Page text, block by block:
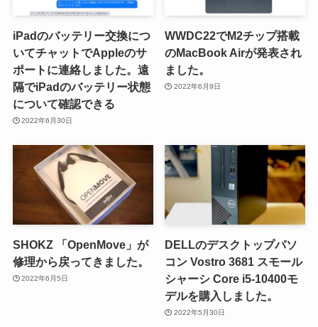
iPadのバッテリー交換につ
いてチャットでAppleのサ
ポートに連絡しました。遠
隔でiPadのバッテリー状態
について確認できる
2022年6月30日
WWDC22でM2チップ搭載
のMacBook Airが発表され
ました。
2022年6月9日
SHOKZ 「OpenMove」が
修理から戻ってきました。
2022年6月5日
DELLのデスクトップパソ
コン Vostro 3681 スモール
シャーシ Core i5-10400モ
デルを購入しました。
2022年5月30日